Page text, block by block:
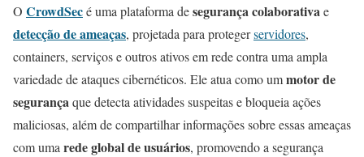
O CrowdSecé uma plataforma desegurança colaborativae
detecção deameaças, projetada para protegerservidores,
containers, serviços e outros ativos em rede contra uma ampla
variedade de ataques cibernéticos. Ele atua como ummotor de
segurançaque detecta atividades suspeitas e bloqueia ações
maliciosas, além de compartilhar informações sobre essas ameaças
com uma rede global de usuários, promovendo a segurança